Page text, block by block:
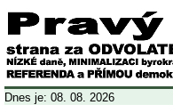
Dnes je: 08. 08. 2026